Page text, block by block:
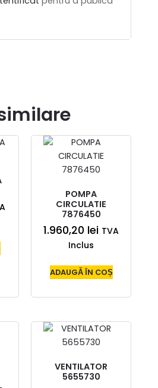
POMPA
CIRCULATIE
7876450
1.960,20 lei TVA
Inclus
ADAUGĂ ÎN COȘ
VENTILATOR
5655730